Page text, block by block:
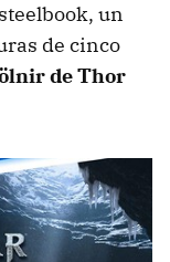
un
de cinco
de Thor